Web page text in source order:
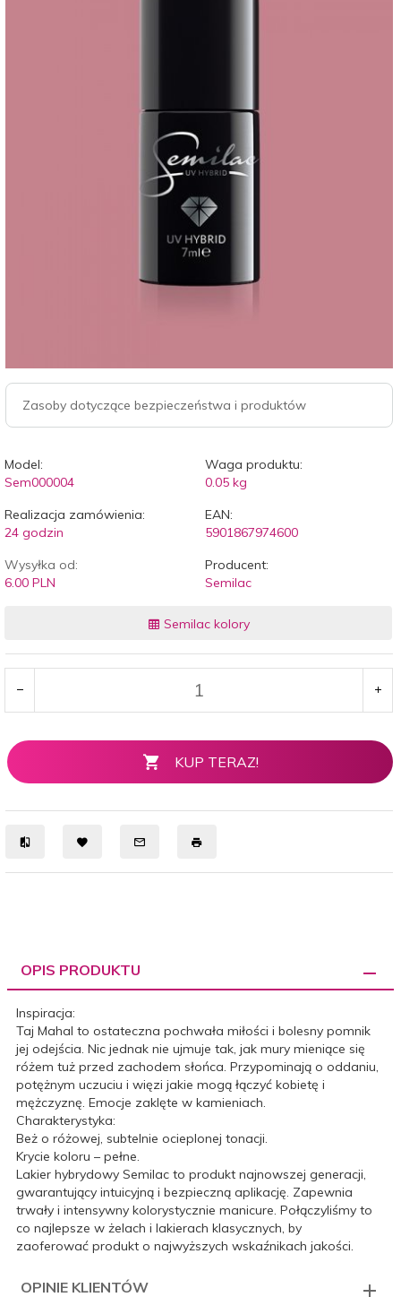
Zasoby dotyczące bezpieczeństwa i produktów
Model:
Sem000004
Waga produktu:
0.05 kg
Realizacja zamówienia:
24 godzin
EAN:
5901867974600
Wysyłka od:
6.00 PLN
Producent:
Semilac
Semilac kolory
KUP TERAZ!
OPIS PRODUKTU
Inspiracja:
Taj Mahal to ostateczna pochwała miłości i bolesny pomnik
jej odejścia. Nic jednak nie ujmuje tak, jak mury mieniące się
różem tuż przed zachodem słońca. Przypominają o oddaniu,
potężnym uczuciu i więzi jakie mogą łączyć kobietę i
mężczyznę. Emocje zaklęte w kamieniach.
Charakterystyka:
Beż o różowej, subtelnie ocieplonej tonacji.
Krycie koloru – pełne.
Lakier hybrydowy Semilac to produkt najnowszej generacji,
gwarantujący intuicyjną i bezpieczną aplikację. Zapewnia
trwały i intensywny kolorystycznie manicure. Połączyliśmy to
co najlepsze w żelach i lakierach klasycznych, by
zaoferować produkt o najwyższych wskaźnikach jakości.
OPINIE KLIENTÓW